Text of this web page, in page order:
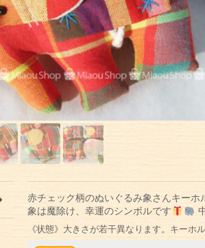
赤チェック柄のぬいぐるみ象さんキーホ
象は魔除け、幸運のシンボルです
《状態》大きさが若干異なります。キーホ